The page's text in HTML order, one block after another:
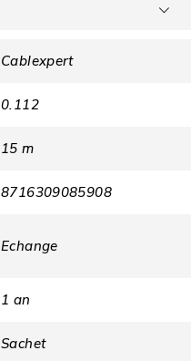
Cablexpert
0.112
15 m
8716309085908
Echange
1 an
Sachet